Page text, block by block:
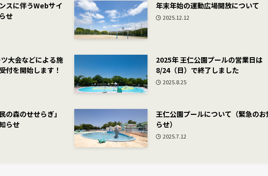
スに伴うWebサイ
せ
年末年始の運動広場開放について
2025.12.12
大会などによる施
付を開始します！
2025年 王仁公園プールの営業日は
8/24（日）で終了しました
2025.8.25
の森のせせらぎ」
らせ
王仁公園プールについて（緊急のお
らせ）
2025.7.12